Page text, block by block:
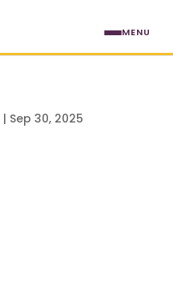
| Sep 30, 2025
MENU